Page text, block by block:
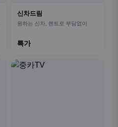
신차드림
원하는 신차, 렌트로 부담없이
특가